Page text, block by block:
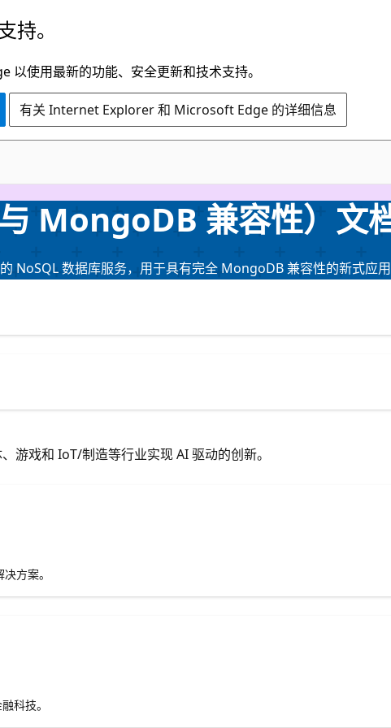
持。
以使用最新的功能、安全更新和技术支持。
有关 Internet Explorer 和 Microsoft Edge 的详细信息
MongoDB 兼容性）文
数据库服务，用于具有完全 MongoDB 兼容性的新式应用
戏和 IoT/制造等行业实现 AI 驱动的创新。
方案。
科技。